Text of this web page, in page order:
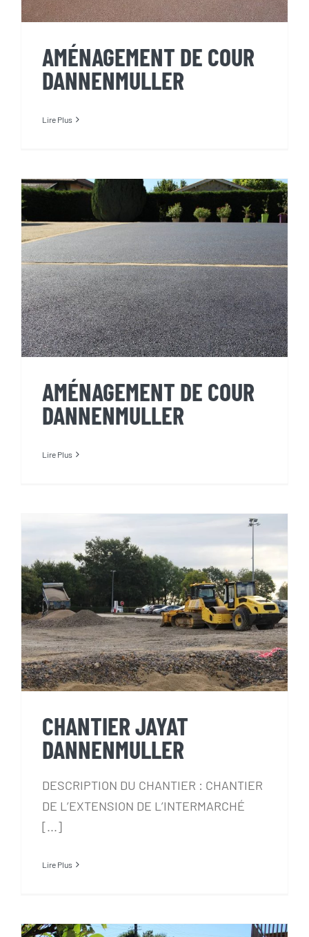
AMÉNAGEMENT DE COUR
DANNENMULLER
Lire Plus
AMÉNAGEMENT DE COUR
DANNENMULLER
AMÉNAGEMENT DE COUR
DANNENMULLER
Lire Plus
CHANTIER JAYAT
DANNENMULLER
CHANTIER JAYAT
DANNENMULLER
DESCRIPTION DU CHANTIER : CHANTIER
DE L’EXTENSION DE L’INTERMARCHÉ
[...]
Lire Plus